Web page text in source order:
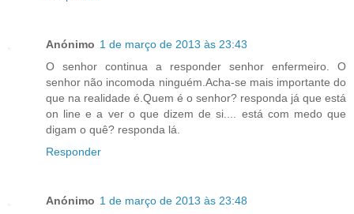
Anónimo 1 de março de 2013 às 23:43
O senhor continua a responder senhor enfermeiro. O
senhor não incomoda ninguém.Acha-se mais importante do
que na realidade é.Quem é o senhor? responda já que está
on line e a ver o que dizem de si.... está com medo que
digam o quê? responda lá.
Responder
Anónimo 1 de março de 2013 às 23:48